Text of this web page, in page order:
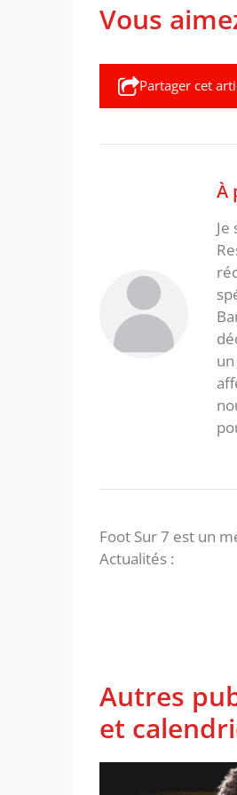
Vous
Partager cet
À
Foot Sur 7 est un
Actualités :
Autres
et